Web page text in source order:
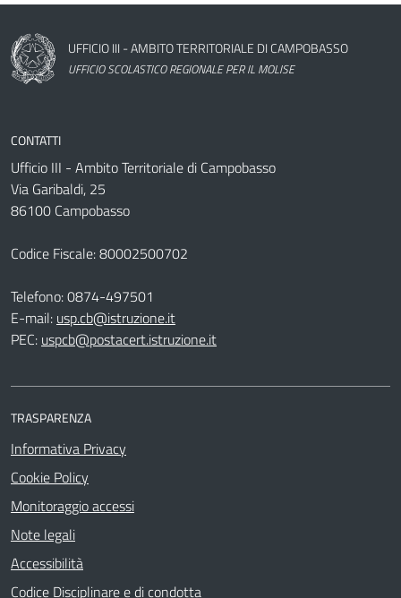
Nome dell'amministrazione
UFFICIO III - AMBITO TERRITORIALE DI CAMPOBASSO
UFFICIO SCOLASTICO REGIONALE PER IL MOLISE
CONTATTI
Ufficio III - Ambito Territoriale di Campobasso
Via Garibaldi, 25
86100 Campobasso
Codice Fiscale: 80002500702
Telefono:0874-497501
E-mail: usp.cb@istruzione.it
PEC: uspcb@postacert.istruzione.it
TRASPARENZA
Informativa Privacy
Cookie Policy
Monitoraggio accessi
Note legali
Accessibilità
Codice Disciplinare e di condotta